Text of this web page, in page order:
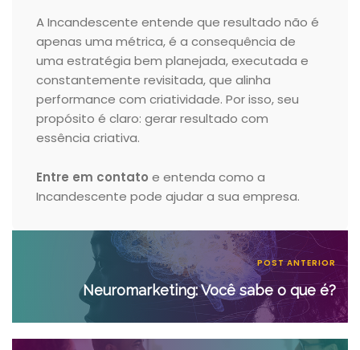
A Incandescente entende que resultado não é
apenas uma métrica, é a consequência de
uma estratégia bem planejada, executada e
constantemente revisitada, que alinha
performance com criatividade. Por isso, seu
propósito é claro: gerar resultado com
essência criativa.
Entre em contato e entenda como a
Incandescente pode ajudar a sua empresa.
POST ANTERIOR
Neuromarketing: Você sabe o que é?